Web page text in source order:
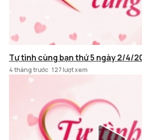
Tự tình cùng bạn thứ 5 ngày 2/4/
4 tháng trước 127 lượt xem